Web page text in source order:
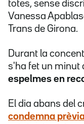
totes, sense
Vanessa
Trans de Girona.
Durant la
s'ha fet un minut
espelmes en
El dia abans del
condemna